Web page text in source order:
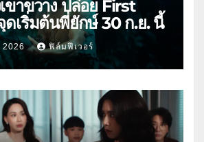
ขาขวาง ปล่อย First
ดเริ่มต้นพี่ยักษ์ 30 ก.ย. นี้
2026 ฟิล์มฟีเวอร์